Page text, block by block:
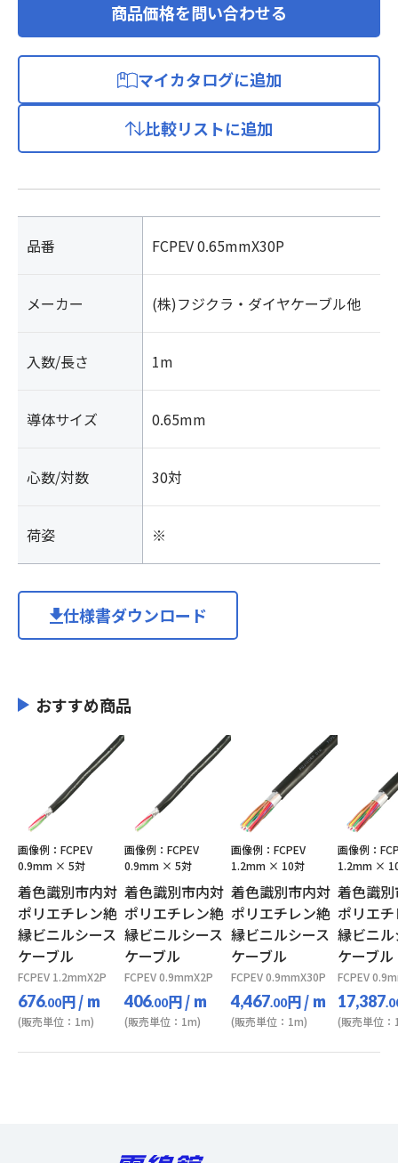
商品価格を問い合わせる
マイカタログに追加
比較リストに追加
品番 FCPEV 0.65mmX30P
メーカー (株)フジクラ・ダイヤケーブル他
入数/長さ 1m
導体サイズ 0.65mm
心数/対数 30対
荷姿 ※
仕様書ダウンロード
おすすめ商品
画像例：FCPEV
0.9mm × 5対
着色識別市内対
ポリエチレン絶
縁ビニルシース
ケーブル
FCPEV 1.2mmX2P
676.00円/ m
(販売単位：1m)
画像例：FCPEV
0.9mm × 5対
着色識別市内対
ポリエチレン絶
縁ビニルシース
ケーブル
FCPEV 0.9mmX2P
406.00円/ m
(販売単位：1m)
画像例：FCPEV
1.2mm × 10対
着色識別市内対
ポリエチレン絶
縁ビニルシース
ケーブル
FCPEV 0.9mmX30P
4,467.00円/ m
(販売単位：1m)
画像例：
1.2mm ×
着色識
ポリエ
縁ビニ
ケーブル
FCPEV
17,387
(販売単位：